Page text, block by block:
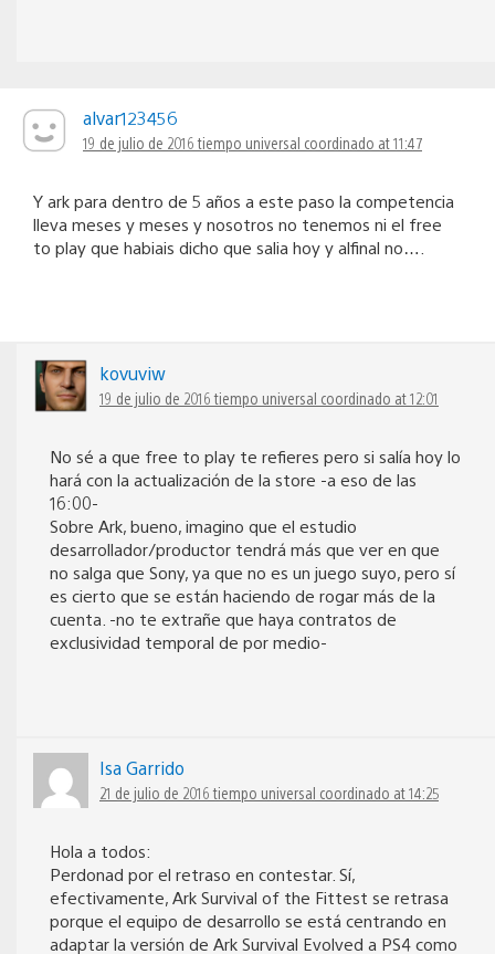
alvar123456
19 de julio de 2016 tiempo universal coordinado at 11:47
Y ark para dentro de 5 años a este paso la competencia
lleva meses y meses y nosotros no tenemos ni el free
to play que habiais dicho que salia hoy y alfinal no….
kovuviw
19 de julio de 2016 tiempo universal coordinado at 12:01
No sé a que free to play te refieres pero si salía hoy lo
hará con la actualización de la store -a eso de las
16:00-
Sobre Ark, bueno, imagino que el estudio
desarrollador/productor tendrá más que ver en que
no salga que Sony, ya que no es un juego suyo, pero sí
es cierto que se están haciendo de rogar más de la
cuenta. -no te extrañe que haya contratos de
exclusividad temporal de por medio-
Isa Garrido
21 de julio de 2016 tiempo universal coordinado at 14:25
Hola a todos:
Perdonad por el retraso en contestar. Sí,
efectivamente, Ark Survival of the Fittest se retrasa
porque el equipo de desarrollo se está centrando en
adaptar la versión de Ark Survival Evolved a PS4 como